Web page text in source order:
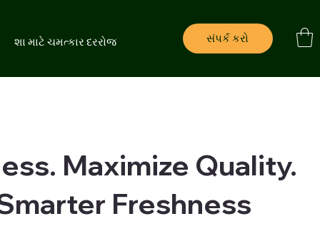
શા માટે ચમત્કાર દરરોજ સંપર્ક કરો
Maximize Quality.
Freshness